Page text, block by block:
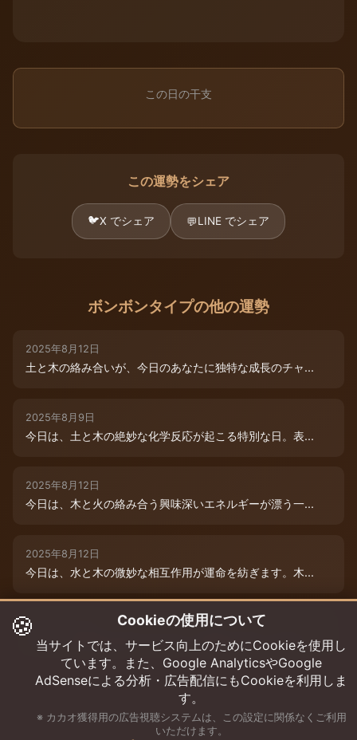
この日の干支
この運勢をシェア
🐦X でシェア 💬LINE でシェア
ボンボンタイプの他の運勢
2025年8月12日
土と木の絡み合いが、今日のあなたに独特な成長のチャ...
2025年8月9日
今日は、土と木の絶妙な化学反応が起こる特別な日。表...
2025年8月12日
今日は、木と火の絡み合う興味深いエネルギーが漂う一...
2025年8月12日
今日は、水と木の微妙な相互作用が運命を紡ぎます。木...
2025年8月12日
今日は、情熱的な炎のエネルギーと柔軟な木のしなやか...
🍪 Cookieの使用について
当サイトでは、サービス向上のためにCookieを使用し
ています。また、Google AnalyticsやGoogle
AdSenseによる分析・広告配信にもCookieを利用しま
す。
※ カカオ獲得用の広告視聴システムは、この設定に関係なくご利用
いただけます。